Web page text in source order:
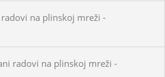
na plinskoj mreži -
radovi na plinskoj mreži -